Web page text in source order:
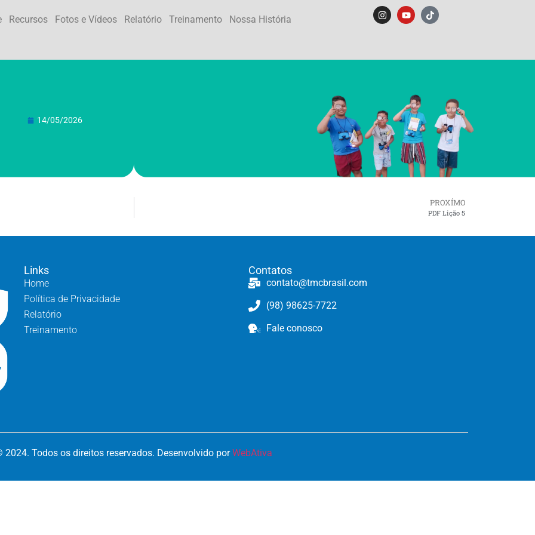
Recursos Fotos e Vídeos Relatório Treinamento Nossa História
14/05/2026
PROXÍMO
PDF Lição 5
Links
Home
Política de Privacidade
Relatório
Treinamento
Contatos
contato@tmcbrasil.com
(98) 98625-7722
Fale conosco
2024. Todos os direitos reservados. Desenvolvido porWebAtiva